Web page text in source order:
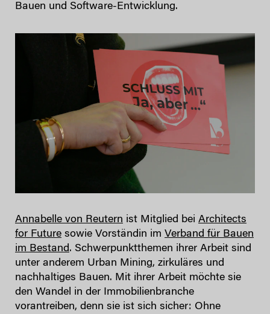
Bauen und Software-Entwicklung.
Annabelle von Reutern ist Mitglied bei Architects
for Future sowie Vorständin im Verband für Bauen
im Bestand. Schwerpunktthemen ihrer Arbeit sind
unter anderem Urban Mining, zirkuläres und
nachhaltiges Bauen. Mit ihrer Arbeit möchte sie
den Wandel in der Immobilienbranche
vorantreiben, denn sie ist sich sicher: Ohne